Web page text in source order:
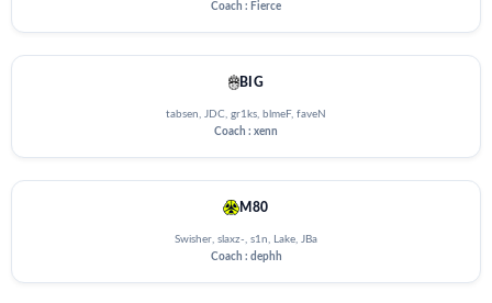
Coach : Fierce
BIG
tabsen, JDC, gr1ks, blmeF, faveN
Coach : xenn
M80
Swisher, slaxz-, s1n, Lake, JBa
Coach : dephh